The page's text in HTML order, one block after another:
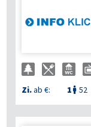
Zi.ab €: 1  52